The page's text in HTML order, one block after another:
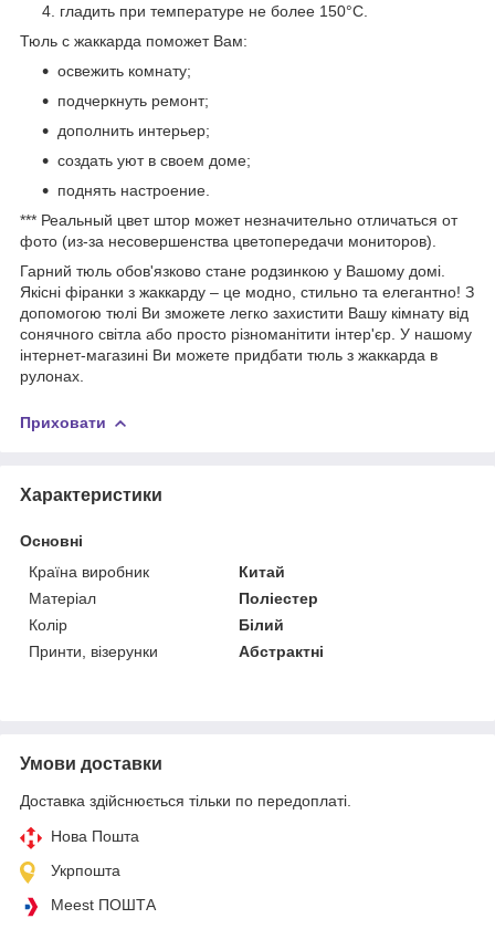
гладить при температуре не более 150°C.
Тюль с жаккарда поможет Вам:
освежить комнату;
подчеркнуть ремонт;
дополнить интерьер;
создать уют в своем доме;
поднять настроение.
*** Реальный цвет штор может незначительно отличаться от
фото (из-за несовершенства цветопередачи мониторов).
Гарний тюль обов'язково стане родзинкою у Вашому домі.
Якісні фіранки з жаккарду – це модно, стильно та елегантно! З
допомогою тюлі Ви зможете легко захистити Вашу кімнату від
сонячного світла або просто різноманітити інтер'єр. У нашому
інтернет-магазині Ви можете придбати тюль з жаккарда в
рулонах.
Приховати
Характеристики
Основні
Країна виробник
Китай
Матеріал
Поліестер
Колір
Білий
Принти, візерунки
Абстрактні
Умови доставки
Доставка здійснюється тільки по передоплаті.
Нова Пошта
Укрпошта
Meest ПОШТА